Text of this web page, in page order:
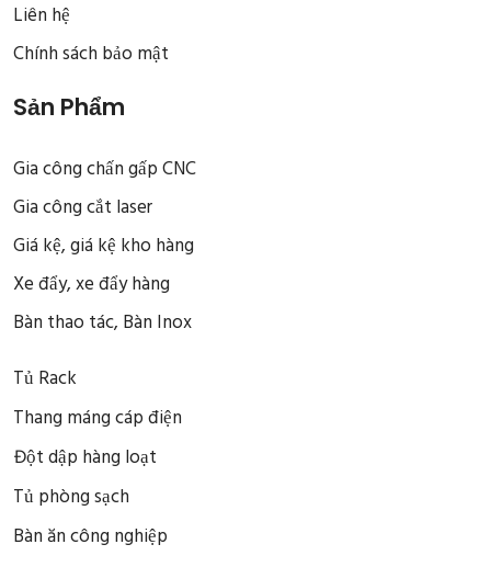
Liên hệ
Chính sách bảo mật
Sản Phẩm
Gia công chấn gấp CNC
Gia công cắt laser
Giá kệ, giá kệ kho hàng
Xe đẩy, xe đẩy hàng
Bàn thao tác, Bàn Inox
Tủ Rack
Thang máng cáp điện
Đột dập hàng loạt
Tủ phòng sạch
Bàn ăn công nghiệp